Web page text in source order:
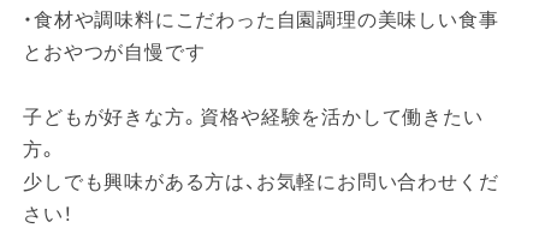
・食材や調味料にこだわった自園調理の美味しい食事
とおやつが自慢です
子どもが好きな方。資格や経験を活かして働きたい
方。
少しでも興味がある方は、お気軽にお問い合わせくだ
さい！